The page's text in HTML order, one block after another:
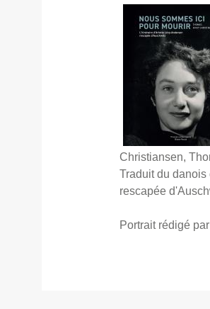
Christiansen,
Traduit du
rescapée
Portrait rédigé